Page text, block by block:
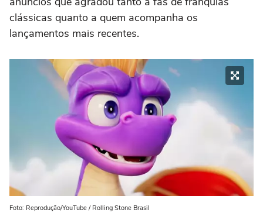
clássicas quanto a quem acompanha os
lançamentos mais recentes.
Foto: Reprodução/YouTube / Rolling Stone Brasil